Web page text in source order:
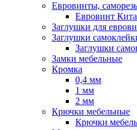
Евровинты,
Евровинт
Заглушки для
Заглушки
Заглушки
Замки мебельные
Кромка
0,4 мм
1 мм
2 мм
Крючки мебельные
Крючки